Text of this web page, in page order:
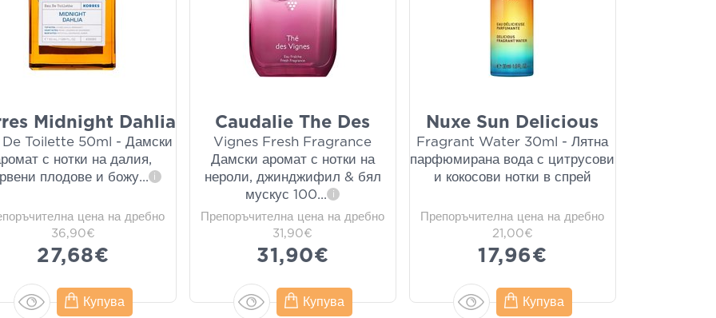
Midnight Dahlia
De Toilette 50ml - Дамски
с нотки на далия,
плодове и божу... i
цена на дребно
36,90€
27,68€
Купува
Caudalie The Des
Vignes Fresh Fragrance
Дамски аромат с нотки на
нероли, джинджифил & бял
мускус 100... i
Препоръчителна цена на дребно
31,90€
31,90€
Купува
Nuxe Sun Delicious
Fragrant Water 30ml - Лятна
парфюмирана вода с цитрусови
и кокосови нотки в спрей
Препоръчителна цена на дребно
21,00€
17,96€
Купува